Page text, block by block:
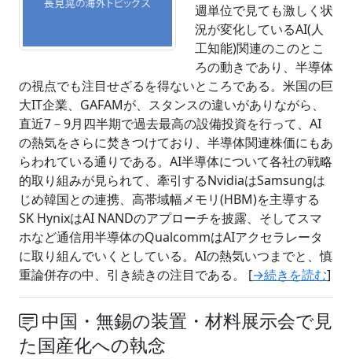
週単位で見ても激しく状
況が変化しているAI(人
工知能)関連のこのとこ
ろの動きであり、半導体
の視点でも注目せざるを得ないところである。米国の巨
大IT企業、GAFAMが、スタンスの違いがありながら、
直近7－9月四半期で過去最高の設備投資を行って、AI
の熱気をさらに焚きつけており、半導体関連株価にもあ
らわれている通りである。AI半導体について各社の戦略
的取り組みが見られて、牽引するNvidiaはSamsungは
じめ韓国との連携、高帯域幅メモリ(HBM)を主導する
SK HynixはAI NANDのアプローチを披露、そしてスマ
ホなど通信用半導体のQualcommはAIアクセラレータ
に取り組んでいくとしている。AIの熱気いつまでと、慎
重論併存の中、引き続きの注目である。 [→続きを読む]
中国・無錫の装置・材料展示会で見
た国産化への執念